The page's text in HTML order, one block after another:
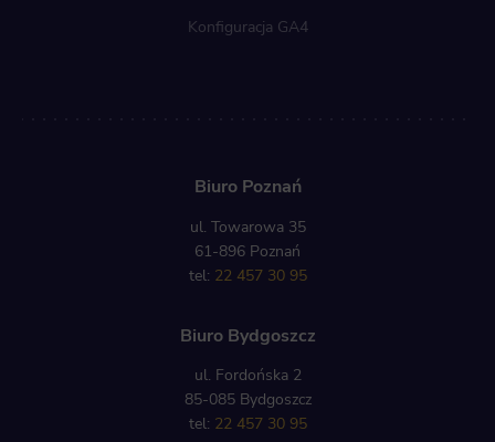
Konfiguracja GA4
Biuro Poznań
ul. Towarowa 35
61-896 Poznań
tel: 22 457 30 95
Biuro Bydgoszcz
ul. Fordońska 2
85-085 Bydgoszcz
tel: 22 457 30 95